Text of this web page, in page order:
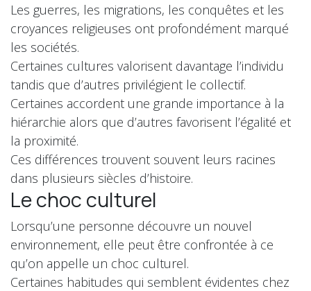
Les guerres, les migrations, les conquêtes et les
croyances religieuses ont profondément marqué
les sociétés.
Certaines cultures valorisent davantage l’individu
tandis que d’autres privilégient le collectif.
Certaines accordent une grande importance à la
hiérarchie alors que d’autres favorisent l’égalité et
la proximité.
Ces différences trouvent souvent leurs racines
dans plusieurs siècles d’histoire.
Le choc culturel
Lorsqu’une personne découvre un nouvel
environnement, elle peut être confrontée à ce
qu’on appelle un choc culturel.
Certaines habitudes qui semblent évidentes chez